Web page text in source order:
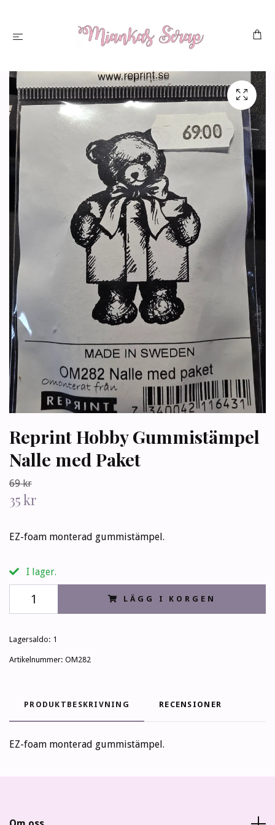
Reprint Hobby Gummistämpel
Nalle med Paket
69 kr
35 kr
EZ-foam monterad gummistämpel.
I lager.
LÄGG I KORGEN
Lagersaldo: 1
Artikelnummer: OM282
PRODUKTBESKRIVNING RECENSIONER
EZ-foam monterad gummistämpel.